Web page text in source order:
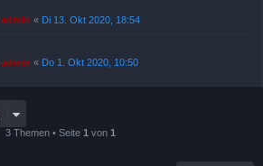
admin « Di 13. Okt 2020, 18:54
admin « Do 1. Okt 2020, 10:50
3 Themen • Seite 1 von 1